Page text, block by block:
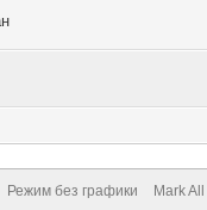
Режим без графики Mark